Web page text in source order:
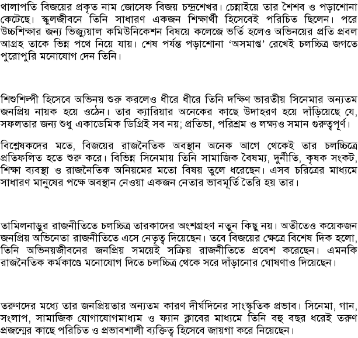
থালাপতি বিজয়ের প্রকৃত নাম জোসেফ বিজয় চন্দ্রশেখর। চেন্নাইয়ে তার শৈশব ও পড়াশোনা
কেটেছে। স্কুলজীবনে তিনি সাধারণ একজন শিক্ষার্থী হিসেবেই পরিচিত ছিলেন। পরে
উচ্চশিক্ষার জন্য ভিজ্যুয়াল কমিউনিকেশন বিষয়ে কলেজে ভর্তি হলেও অভিনয়ের প্রতি প্রবল
আগ্রহ তাকে ভিন্ন পথে নিয়ে যায়। শেষ পর্যন্ত পড়াশোনা ‘অসমাপ্ত’ রেখেই চলচ্চিত্র জগতে
পুরোপুরি মনোযোগ দেন তিনি।
শিশুশিল্পী হিসেবে অভিনয় শুরু করলেও ধীরে ধীরে তিনি দক্ষিণ ভারতীয় সিনেমার অন্যতম
জনপ্রিয় নায়ক হয়ে ওঠেন। তার ক্যারিয়ার অনেকের কাছে উদাহরণ হয়ে দাঁড়িয়েছে যে,
সফলতার জন্য শুধু একাডেমিক ডিগ্রিই সব নয়; প্রতিভা, পরিশ্রম ও লক্ষ্যও সমান গুরুত্বপূর্ণ।
বিশ্লেষকদের মতে, বিজয়ের রাজনৈতিক অবস্থান অনেক আগে থেকেই তার চলচ্চিত্রে
প্রতিফলিত হতে শুরু করে। বিভিন্ন সিনেমায় তিনি সামাজিক বৈষম্য, দুর্নীতি, কৃষক সংকট,
শিক্ষা ব্যবস্থা ও রাজনৈতিক অনিয়মের মতো বিষয় তুলে ধরেছেন। এসব চরিত্রের মাধ্যমে
সাধারণ মানুষের পক্ষে অবস্থান নেওয়া একজন নেতার ভাবমূর্তি তৈরি হয় তার।
তামিলনাড়ুর রাজনীতিতে চলচ্চিত্র তারকাদের অংশগ্রহণ নতুন কিছু নয়। অতীতেও কয়েকজন
জনপ্রিয় অভিনেতা রাজনীতিতে এসে নেতৃত্ব দিয়েছেন। তবে বিজয়ের ক্ষেত্রে বিশেষ দিক হলো,
তিনি অভিনয়জীবনের জনপ্রিয় সময়েই সক্রিয় রাজনীতিতে প্রবেশ করেছেন। এমনকি
রাজনৈতিক কর্মকাণ্ডে মনোযোগ দিতে চলচ্চিত্র থেকে সরে দাঁড়ানোর ঘোষণাও দিয়েছেন।
তরুণদের মধ্যে তার জনপ্রিয়তার অন্যতম কারণ দীর্ঘদিনের সাংস্কৃতিক প্রভাব। সিনেমা, গান,
সংলাপ, সামাজিক যোগাযোগমাধ্যম ও ফ্যান ক্লাবের মাধ্যমে তিনি বহু বছর ধরেই তরুণ
প্রজন্মের কাছে পরিচিত ও প্রভাবশালী ব্যক্তিত্ব হিসেবে জায়গা করে নিয়েছেন।